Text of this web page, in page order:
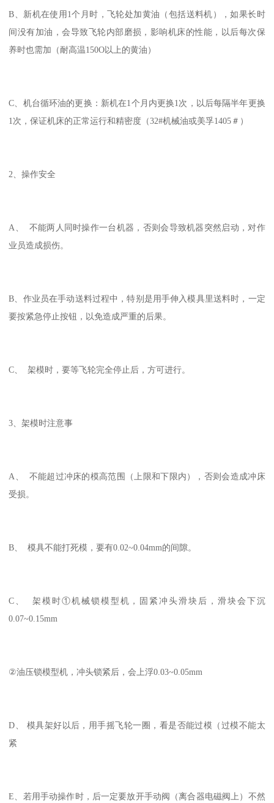
B、新机在使用1个月时，飞轮处加黄油（包括送料机），如果长时
间没有加油，会导致飞轮内部磨损，影响机床的性能，以后每次保
养时也需加（耐高温150O以上的黄油）
C、机台循环油的更换：新机在1个月内更换1次，以后每隔半年更换
1次，保证机床的正常运行和精密度（32#机械油或美孚1405＃）
2、操作安全
A、 不能两人同时操作一台机器，否则会导致机器突然启动，对作
业员造成损伤。
B、作业员在手动送料过程中，特别是用手伸入模具里送料时，一定
要按紧急停止按钮，以免造成严重的后果。
C、 架模时，要等飞轮完全停止后，方可进行。
3、架模时注意事
A、 不能超过冲床的模高范围（上限和下限内），否则会造成冲床
受损。
B、 模具不能打死模，要有0.02~0.04mm的间隙。
C、 架模时①机械锁模型机，固紧冲头滑块后，滑块会下沉
0.07~0.15mm
②油压锁模型机，冲头锁紧后，会上浮0.03~0.05mm
D、 模具架好以后，用手摇飞轮一圈，看是否能过模（过模不能太
紧
E、若用手动操作时，后一定要放开手动阀（离合器电磁阀上）不然